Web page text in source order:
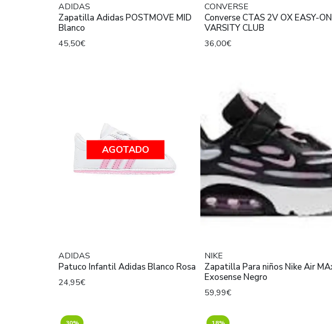
ADIDAS
Zapatilla Adidas POSTMOVE MID
Blanco
45,50€
CONVERSE
Converse CTAS 2V OX EASY-ON
VARSITY CLUB
36,00€
AGOTADO
ADIDAS
Patuco Infantil Adidas Blanco Rosa
24,95€
NIKE
Zapatilla Para niños Nike Air MAx
Exosense Negro
59,99€